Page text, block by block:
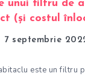
unui filtru de
(și costul
7 septembrie
este un filtru